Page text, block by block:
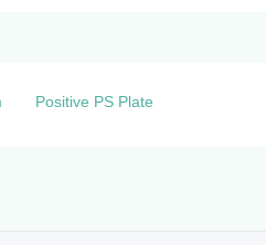
Positive PS Plate